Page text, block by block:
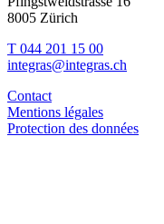
8005 Zürich
T 044 201 15 00
integras@integras.ch
Contact
Mentions légales
Protection des données